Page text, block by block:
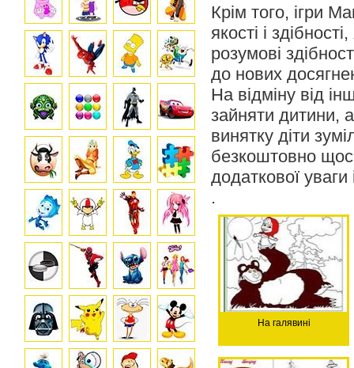
Крім того, ігри
якості і
розумові
до нових
На відміну від
зайняти дитини,
винятку діти
безкоштовно
додаткової
.
На галявині